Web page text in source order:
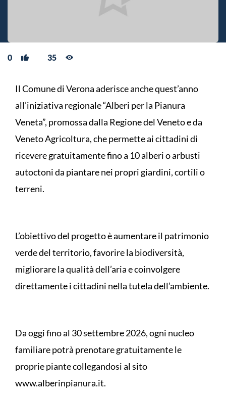
0 35
Il Comune di Verona aderisce anche quest’anno
all’iniziativa regionale “Alberi per la Pianura
Veneta”, promossa dalla Regione del Veneto e da
Veneto Agricoltura, che permette ai cittadini di
ricevere gratuitamente fino a 10 alberi o arbusti
autoctoni da piantare nei propri giardini, cortili o
terreni.
L’obiettivo del progetto è aumentare il patrimonio
verde del territorio, favorire la biodiversità,
migliorare la qualità dell’aria e coinvolgere
direttamente i cittadini nella tutela dell’ambiente.
Da oggi fino al 30 settembre 2026, ogni nucleo
familiare potrà prenotare gratuitamente le
proprie piante collegandosi al sito
www.alberinpianura.it.